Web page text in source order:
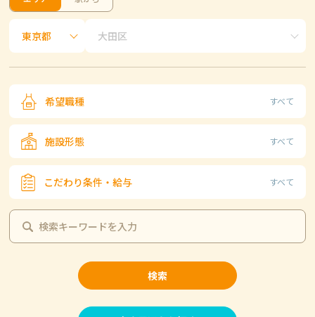
希望職種 すべて
施設形態 すべて
こだわり条件・給与 すべて
検索